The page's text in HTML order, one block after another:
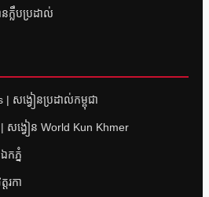
ក្លឹបប្រដាល់
សង្វៀនប្រដាល់កម្ពុជា
សង្វៀន World Kun Khmer
កភ្នំ
រកា